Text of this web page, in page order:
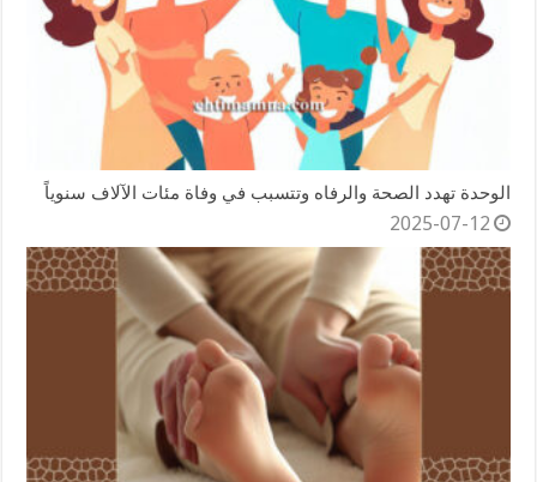
الوحدة تهدد الصحة والرفاه وتتسبب في وفاة مئات الآلاف سنوياً
2025-07-12